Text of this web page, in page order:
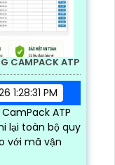
CAMPACK ATP
1:28:31 PM
ATP
lại toàn bộ quy
với mã vận